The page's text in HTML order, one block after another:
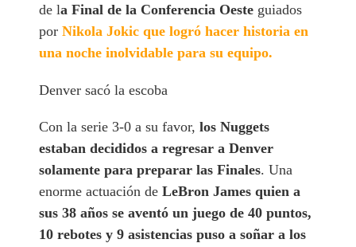
de la Final de la Conferencia Oeste guiados
porNikola Jokic que logró hacer historia en
una noche inolvidable para su equipo.
Denver sacó la escoba
Con la serie 3-0 a su favor,los Nuggets
estaban decididos a regresar a Denver
solamente para preparar las Finales. Una
enorme actuación deLeBron James quien a
sus 38 años se aventó un juego de 40 puntos,
10 rebotes y 9 asistencias puso a soñar a los